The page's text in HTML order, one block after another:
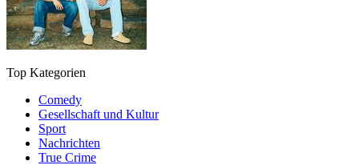
Top Kategorien
Comedy
Gesellschaft und Kultur
Sport
Nachrichten
True Crime